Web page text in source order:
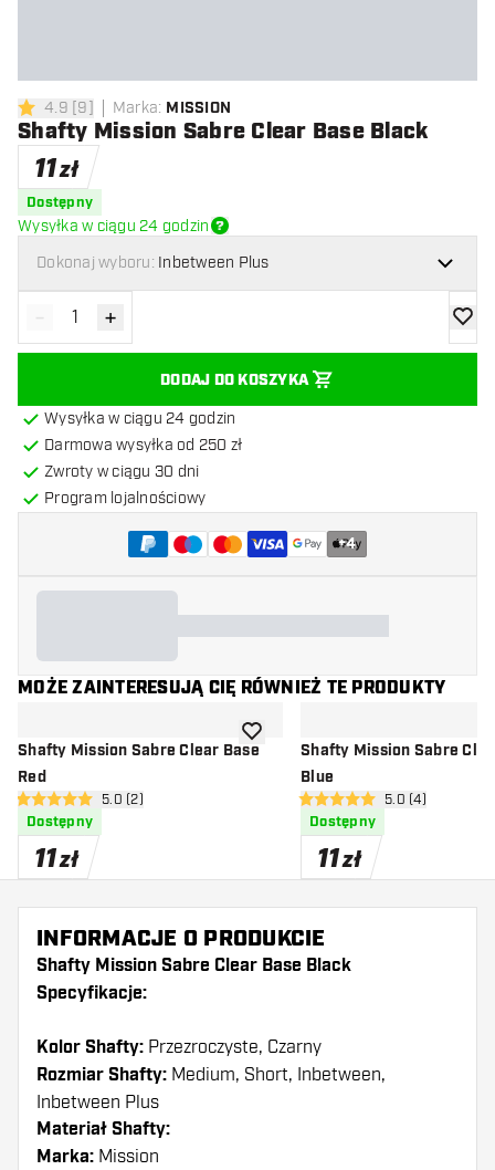
4.9 gwiazdki oceny
4.9 [9] Marka: MISSION
Shafty Mission Sabre Clear Base Black
11zł
Dostępny
Wysyłka w ciągu 24 godzin
Dokonaj wyboru: Inbetween Plus
Zmniejsz ilość
- Zwiększ ilość
+
DODAJ DO KOSZYKA
Wysyłka w ciągu 24 godzin
Darmowa wysyłka od 250 zł
Zwroty w ciągu 30 dni
Program lojalnościowy
+4
MOŻE ZAINTERESUJĄ CIĘ RÓWNIEŻ TE PRODUKTY
Shafty Mission Sabre Clear Base
Red
otwórz panel recenzji
5 gwiazdki oceny5.0 (2)
Dostępny
11zł
dodaj do listy życzeń
Shafty Mission Sabre
Blue
otwórz panel
5 gwiazdki oceny5.0 (4)
Dostępny
11zł
INFORMACJE O PRODUKCIE
Shafty Mission Sabre Clear Base Black
Specyfikacje:
Kolor Shafty: Przezroczyste, Czarny
Rozmiar Shafty: Medium, Short, Inbetween,
Inbetween Plus
Materiał Shafty:
Marka: Mission